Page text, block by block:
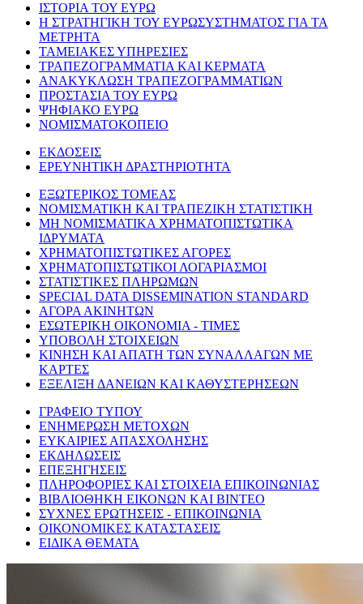
ΙΣΤΟΡΙΑ ΤΟΥ ΕΥΡΩ
Η ΣΤΡΑΤΗΓΙΚΗ ΤΟΥ ΕΥΡΩΣΥΣΤΗΜΑΤΟΣ ΓΙΑ ΤΑ
ΜΕΤΡΗΤΑ
ΤΑΜΕΙΑΚΕΣ ΥΠΗΡΕΣΙΕΣ
ΤΡΑΠΕΖΟΓΡΑΜΜΑΤΙΑ ΚΑΙ ΚΕΡΜΑΤΑ
ΑΝΑΚΥΚΛΩΣΗ ΤΡΑΠΕΖΟΓΡΑΜΜΑΤΙΩΝ
ΠΡΟΣΤΑΣΙΑ ΤΟΥ ΕΥΡΩ
ΨΗΦΙΑΚΟ ΕΥΡΩ
ΝΟΜΙΣΜΑΤΟΚΟΠΕΙΟ
ΕΚΔΟΣΕΙΣ
ΕΡΕΥΝΗΤΙΚΗ ΔΡΑΣΤΗΡΙΟΤΗΤΑ
ΕΞΩΤΕΡΙΚΟΣ ΤΟΜΕΑΣ
ΝΟΜΙΣΜΑΤΙΚΗ ΚΑΙ ΤΡΑΠΕΖΙΚΗ ΣΤΑΤΙΣΤΙΚΗ
ΜΗ ΝΟΜΙΣΜΑΤΙΚΑ ΧΡΗΜΑΤΟΠΙΣΤΩΤΙΚΑ
ΙΔΡΥΜΑΤΑ
ΧΡΗΜΑΤΟΠΙΣΤΩΤΙΚΕΣ ΑΓΟΡΕΣ
ΧΡΗΜΑΤΟΠΙΣΤΩΤΙΚΟΙ ΛΟΓΑΡΙΑΣΜΟΙ
ΣΤΑΤΙΣΤΙΚΕΣ ΠΛΗΡΩΜΩΝ
SPECIAL DATA DISSEMINATION STANDARD
ΑΓΟΡΑ ΑΚΙΝΗΤΩΝ
ΕΣΩΤΕΡΙΚΗ ΟΙΚΟΝΟΜΙΑ - ΤΙΜΕΣ
ΥΠΟΒΟΛΗ ΣΤΟΙΧΕΙΩΝ
ΚΙΝΗΣΗ ΚΑΙ ΑΠΑΤΗ ΤΩΝ ΣΥΝΑΛΛΑΓΩΝ ΜΕ
ΚΑΡΤΕΣ
ΕΞΕΛΙΞΗ ΔΑΝΕΙΩΝ ΚΑΙ ΚΑΘΥΣΤΕΡΗΣΕΩΝ
ΓΡΑΦΕΙΟ ΤΥΠΟΥ
ΕΝΗΜΕΡΩΣΗ ΜΕΤΟΧΩΝ
ΕΥΚΑΙΡΙΕΣ ΑΠΑΣΧΟΛΗΣΗΣ
ΕΚΔΗΛΩΣΕΙΣ
ΕΠΕΞΗΓΗΣΕΙΣ
ΠΛΗΡΟΦΟΡΙΕΣ ΚΑΙ ΣΤΟΙΧΕΙΑ ΕΠΙΚΟΙΝΩΝΙΑΣ
ΒΙΒΛΙΟΘΗΚΗ ΕΙΚΟΝΩΝ ΚΑΙ ΒΙΝΤΕΟ
ΣΥΧΝΕΣ ΕΡΩΤΗΣΕΙΣ - ΕΠΙΚΟΙΝΩΝΙΑ
ΟΙΚΟΝΟΜΙΚΕΣ ΚΑΤΑΣΤΑΣΕΙΣ
ΕΙΔΙΚΑ ΘΕΜΑΤΑ